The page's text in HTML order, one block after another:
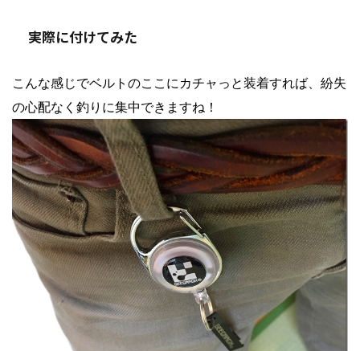
実際に付けてみた
こんな感じでベルトのここにカチャっと装着すれば、紛失
の心配なく釣りに集中できますね！